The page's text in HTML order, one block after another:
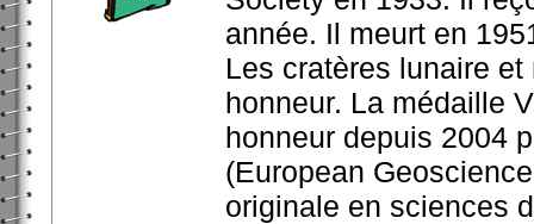
année. Il meurt en
Les cratères lunaire
honneur. La médaille
honneur depuis 2004
(European
originale en sciences